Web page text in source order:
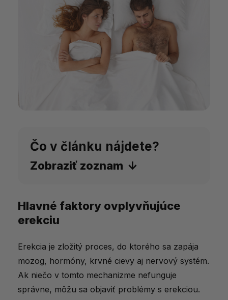
Čo v článku nájdete?
Zobraziť zoznam
Hlavné faktory ovplyvňujúce erekciu
Overené metódy na zlepšenie erekcie
Výživové doplnky na podporu erekcie
Kedy vyhľadať odbornú pomoc?
Magazíny ktoré písali o problémoch
Hlavné faktory ovplyvňujúce
erekciu
Erekcia je zložitý proces, do ktorého sa zapája
mozog, hormóny, krvné cievy aj nervový systém.
Ak niečo v tomto mechanizme nefunguje
správne, môžu sa objaviť problémy s erekciou.